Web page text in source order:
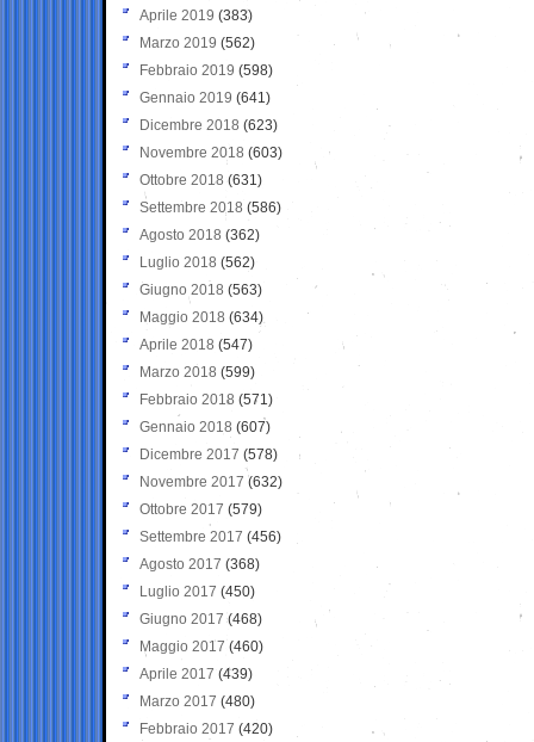
Aprile 2019 (383)
Marzo 2019 (562)
Febbraio 2019 (598)
Gennaio 2019 (641)
Dicembre 2018 (623)
Novembre 2018 (603)
Ottobre 2018 (631)
Settembre 2018 (586)
Agosto 2018 (362)
Luglio 2018 (562)
Giugno 2018 (563)
Maggio 2018 (634)
Aprile 2018 (547)
Marzo 2018 (599)
Febbraio 2018 (571)
Gennaio 2018 (607)
Dicembre 2017 (578)
Novembre 2017 (632)
Ottobre 2017 (579)
Settembre 2017 (456)
Agosto 2017 (368)
Luglio 2017 (450)
Giugno 2017 (468)
Maggio 2017 (460)
Aprile 2017 (439)
Marzo 2017 (480)
Febbraio 2017 (420)